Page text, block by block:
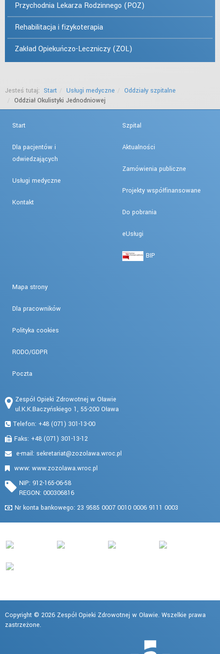
Przychodnia Lekarza Rodzinnego (POZ)
Rehabilitacja i fizykoterapia
Zakład Opiekuńczo-Leczniczy (ZOL)
Jesteś tutaj: Start Usługi medyczne
Oddziały szpitalne
Oddział Okulistyki Jednodniowej
Start
Dla pacjentów i
odwiedzających
Usługi medyczne
Kontakt
Szpital
Aktualności
Zamówienia publiczne
Projekty współfinansowane
Do pobrania
eUsługi
BIP
Mapa strony
Dla pracowników
Polityka cookies
RODO/GDPR
Poczta
Zespół Opieki Zdrowotnej w Oławie
ul.K.K.Baczyńskiego 1, 55-200 Oława
Telefon: +48 (071) 301-13-00
Faks: +48 (071) 301-13-12
e-mail:
www: www.zozolawa.wroc.pl
NIP: 912-165-06-58
REGON: 000306816
Nr konta bankowego: 23 9585 0007 0010 0006 9111 0003
Copyright © 2026 Zespół Opieki Zdrowotnej w Oławie. Wszelkie prawa
zastrzeżone.